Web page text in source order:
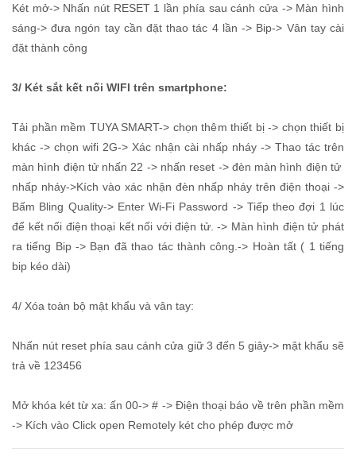
Két mở-> Nhấn nút RESET 1 lần phía sau cánh cửa -> Màn hình
sáng-> đưa ngón tay cần đặt thao tác 4 lần -> Bip-> Vân tay cài
đặt thành công
3/ Két sắt kết nối WIFI trên smartphone:
Tải phần mềm TUYA SMART-> chọn thêm thiết bị -> chọn thiết bị
khác -> chọn wifi 2G-> Xác nhận cài nhấp nháy -> Thao tác trên
màn hình điện tử nhấn 22 -> nhấn reset -> đèn màn hình điện tử
nhấp nháy->Kích vào xác nhận đèn nhấp nháy trên điện thoại ->
Bấm Bling Quality-> Enter Wi-Fi Password -> Tiếp theo đợi 1 lúc
để kết nối điện thoại kết nối với điện tử. -> Màn hình điện tử phát
ra tiếng Bip -> Bạn đã thao tác thành công.-> Hoàn tất ( 1 tiếng
bip kéo dài)
4/ Xóa toàn bộ mật khẩu và vân tay:
Nhấn nút reset phía sau cánh cửa giữ 3 đến 5 giây-> mật khẩu sẽ
trả về 123456
Mở khóa két từ xa: ấn 00-> # -> Điện thoại báo về trên phần mềm
-> Kích vào Click open Remotely két cho phép được mở